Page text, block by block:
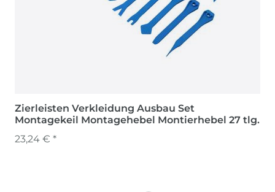
Zierleisten Verkleidung Ausbau Set
Montagekeil Montagehebel Montierhebel 27 tlg.
23,24 € *